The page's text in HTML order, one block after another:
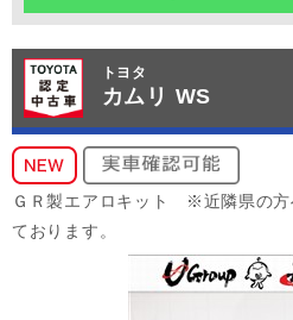
トヨタ
カムリ WS
ＧＲ製エアロキット ※近隣県の方
ております。